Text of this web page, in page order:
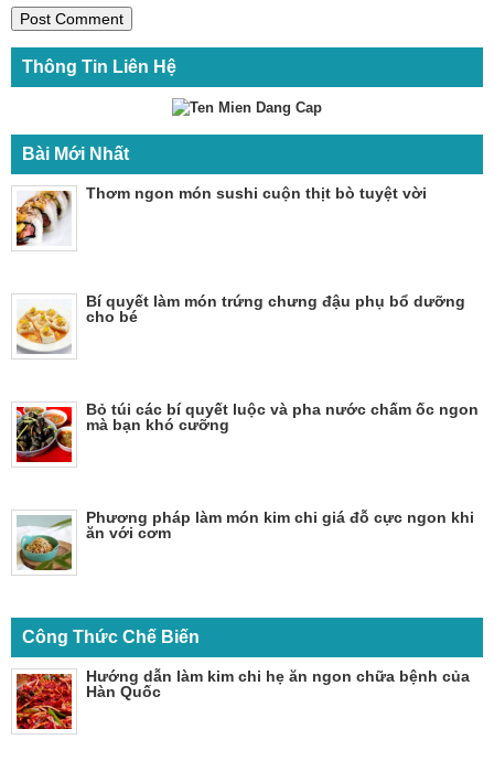
Thông Tin Liên Hệ
Bài Mới Nhất
Thơm ngon món sushi cuộn thịt bò tuyệt vời
Bí quyết làm món trứng chưng đậu phụ bổ dưỡng
cho bé
Bỏ túi các bí quyết luộc và pha nước chấm ốc ngon
mà bạn khó cưỡng
Phương pháp làm món kim chi giá đỗ cực ngon khi
ăn với cơm
Công Thức Chế Biến
Hướng dẫn làm kim chi hẹ ăn ngon chữa bệnh của
Hàn Quốc